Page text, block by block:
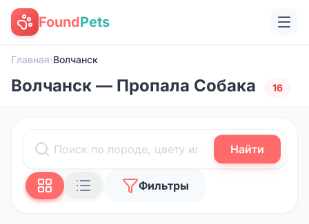
FoundPets
Главная›Волчанск
Волчанск — Пропала Собака 16
Найти
Фильтры